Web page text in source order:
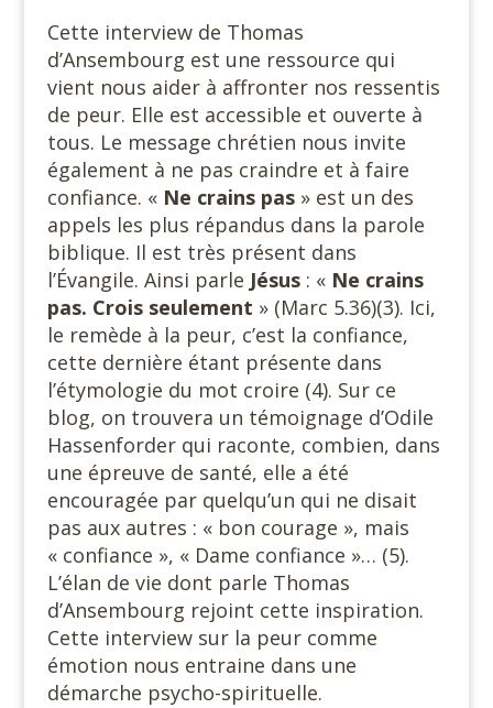
Cette interview de Thomas
d’Ansembourg est une ressource qui
vient nous aider à affronter nos ressentis
de peur. Elle est accessible et ouverte à
tous. Le message chrétien nous invite
également à ne pas craindre et à faire
confiance. « Ne crains pas » est un des
appels les plus répandus dans la parole
biblique. Il est très présent dans
l’Évangile. Ainsi parle Jésus: « Ne crains
pas. Crois seulement » (Marc 5.36)(3). Ici,
le remède à la peur, c’est la confiance,
cette dernière étant présente dans
l’étymologie du mot croire (4). Sur ce
blog, on trouvera un témoignage d’Odile
Hassenforder qui raconte, combien, dans
une épreuve de santé, elle a été
encouragée par quelqu’un qui ne disait
pas aux autres : « bon courage », mais
« confiance », « Dame confiance »… (5).
L’élan de vie dont parle Thomas
d’Ansembourg rejoint cette inspiration.
Cette interview sur la peur comme
émotion nous entraine dans une
démarche psycho-spirituelle.